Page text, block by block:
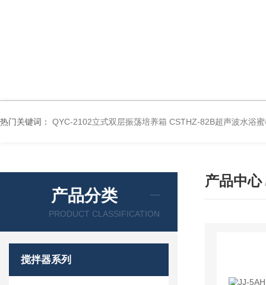
热门关键词： QYC-2102立式双层振荡培养箱 CSTHZ-82B超声波水浴
产品分类
PRODUCT CLASSIFICATION
搅拌器系列
产品中心